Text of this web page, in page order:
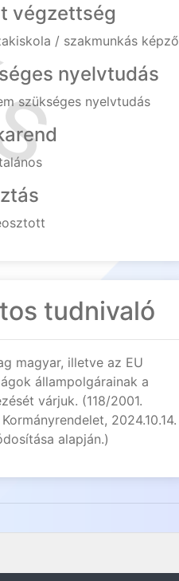
végzettség
/ szakmunkás képző
nyelvtudás
szükséges nyelvtudás
tudnivaló
magyar, illetve az EU
állampolgárainak a
várjuk. (118/2001.
2024.10.14.
alapján.)